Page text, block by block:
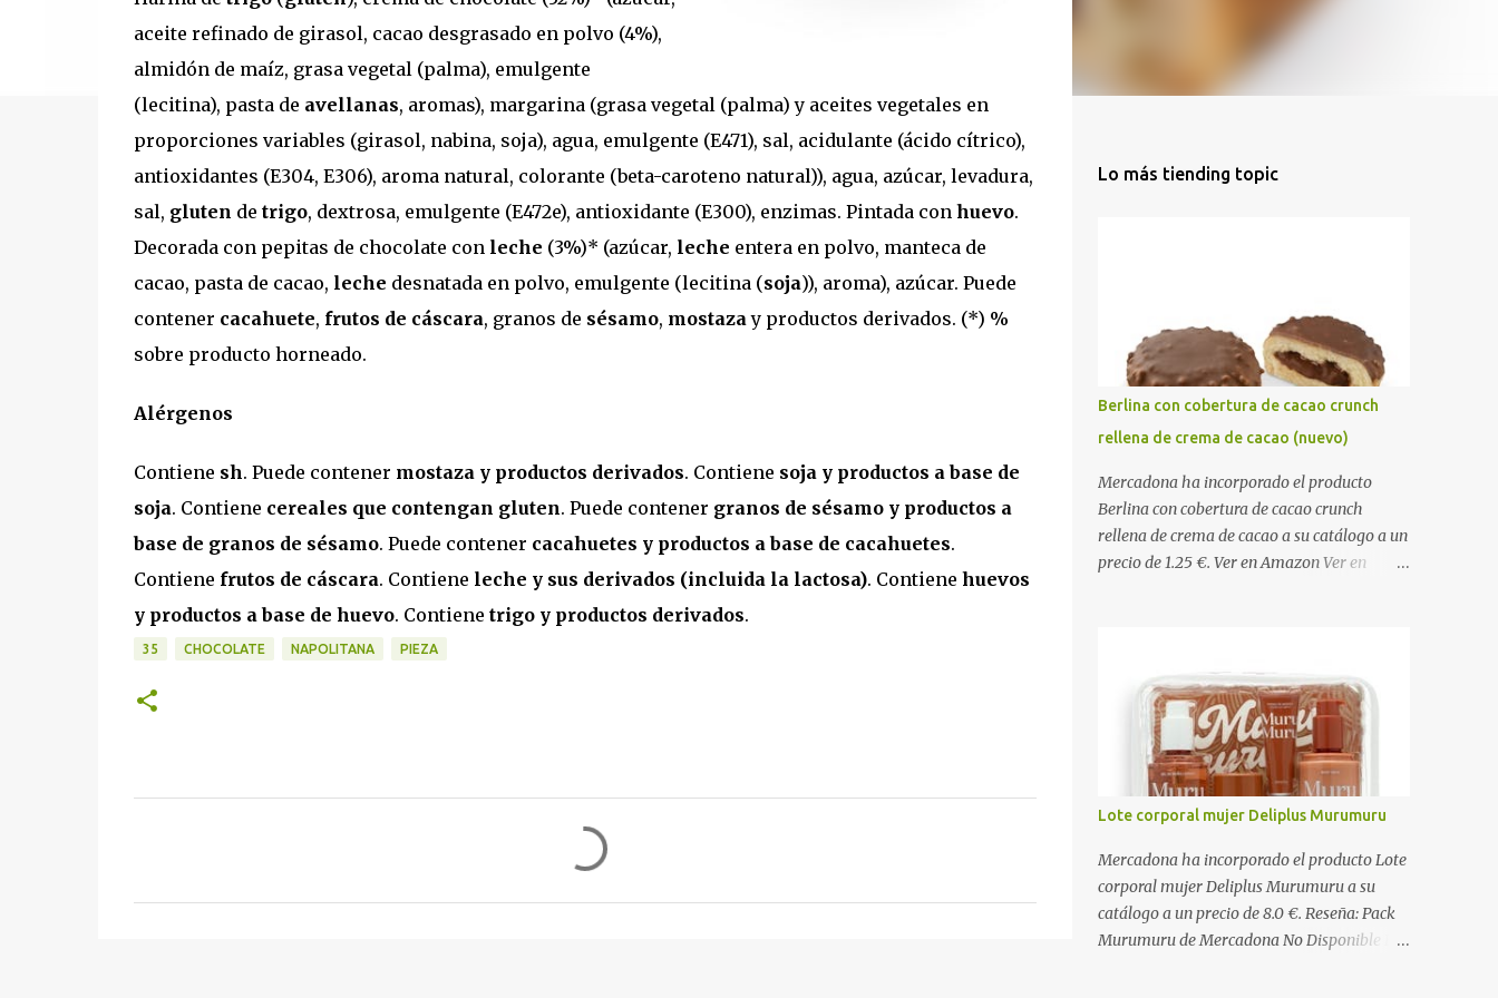
aceite refinado de girasol, cacao desgrasado en polvo (4%),
almidón de maíz, grasa vegetal (palma), emulgente
(lecitina), pasta de avellanas, aromas), margarina (grasa vegetal (palma) y aceites vegetales en
proporciones variables (girasol, nabina, soja), agua, emulgente (E471), sal, acidulante (ácido cítrico),
antioxidantes (E304, E306), aroma natural, colorante (beta-caroteno natural)), agua, azúcar, levadura,
sal, gluten de trigo, dextrosa, emulgente (E472e), antioxidante (E300), enzimas. Pintada con huevo.
Decorada con pepitas de chocolate con leche (3%)* (azúcar, leche entera en polvo, manteca de
cacao, pasta de cacao, leche desnatada en polvo, emulgente (lecitina (soja)), aroma), azúcar. Puede
contener cacahuete, frutos de cáscara, granos de sésamo, mostaza y productos derivados. (*) %
sobre producto horneado.
Alérgenos
Contiene sh. Puede contener mostaza y productos derivados. Contiene soja y productos a base de
soja. Contiene cereales que contengan gluten. Puede contener granos de sésamo y productos a
base de granos de sésamo. Puede contener cacahuetes y productos a base de cacahuetes.
Contiene frutos de cáscara. Contiene leche y sus derivados (incluida la lactosa). Contiene huevos
y productos a base de huevo. Contiene trigo y productos derivados.
35 CHOCOLATE NAPOLITANA PIEZA
Lo más tiending topic
Berlina con cobertura de cacao crunch
rellena de crema de cacao (nuevo)
Mercadona ha incorporado el producto
Berlina con cobertura de cacao crunch
rellena de crema de cacao a su catálogo a un
precio de 1.25 €. Ver en Amazon Ver en
dextrosa, almidón de TRIGO , gasificantes
(E500, E450), sal, clara de HUEVO en polvo,
emulgentes (E471, E481, E472), suero de
LECHE , estabilizantes (E412, E466, E415),
colorante (E160a), LECHE desnatada en
polvo, antioxidante (E300). Relleno 27%:
Azúcar, aceite vegetal refinado (girasol),
LECHE desnatada en polvo, cacao
desgrasado en polvo 0,9%, LECHE entera en
polvo, emulgente (E322 ( SOJA )), aroma
natural. Cobertura 16%: Azúcar, grasas
Lote corporal mujer Deliplus Murumuru
Mercadona ha incorporado el producto Lote
corporal mujer Deliplus Murumuru a su
catálogo a un precio de 8.0 €. Reseña: Pack
Murumuru de Mercadona No Disponible El